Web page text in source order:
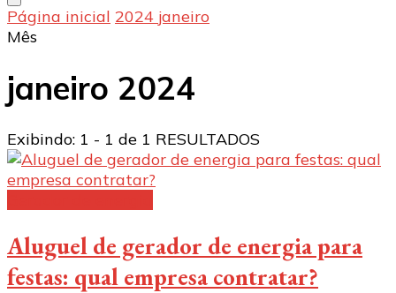
Página inicial 2024 janeiro
Mês
janeiro 2024
Exibindo: 1 - 1 de 1 RESULTADOS
Aluguel de gerador de energia para
festas: qual empresa contratar?